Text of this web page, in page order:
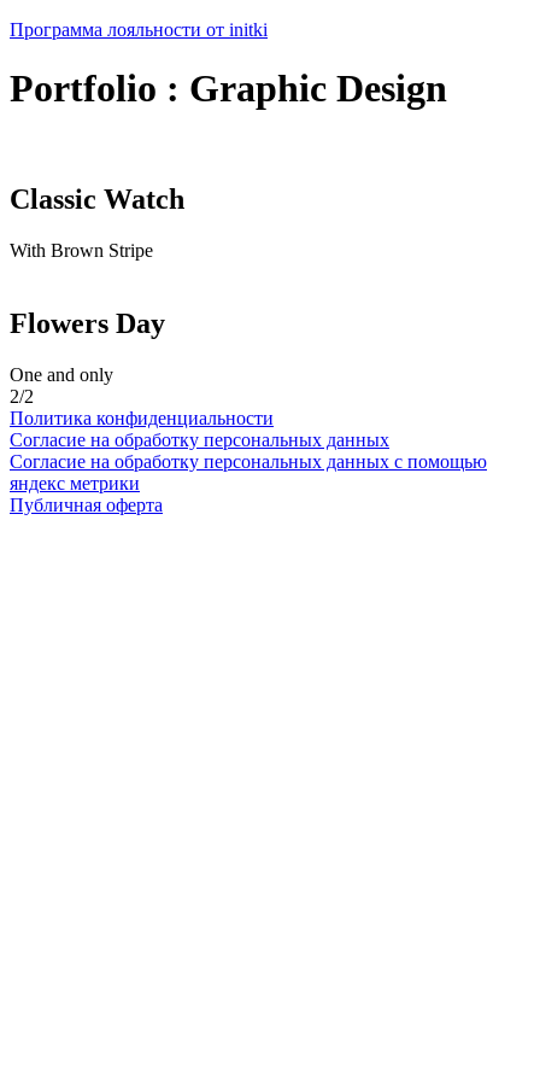
Программа лояльности от initki
Portfolio : Graphic Design
Classic Watch
With Brown Stripe
Flowers Day
One and only
2/2
Политика конфиденциальности
Согласие на обработку персональных данных
Согласие на обработку персональных данных с помощью
яндекс метрики
Публичная оферта